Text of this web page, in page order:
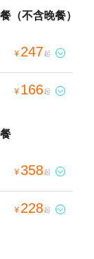
（不含晚餐）
¥ 247起 
¥ 166起 
¥358起 
¥ 228起 